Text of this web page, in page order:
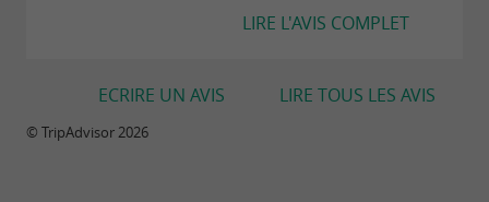
LIRE L'AVIS COMPLET
LIRE TOUS LES AVIS
ECRIRE UN AVIS
© TripAdvisor 2026